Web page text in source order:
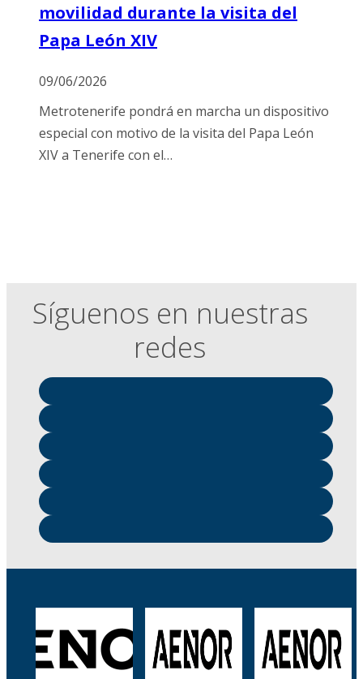
movilidad durante la visita del
Papa León XIV
09/06/2026
Metrotenerife pondrá en marcha un dispositivo
especial con motivo de la visita del Papa León
XIV a Tenerife con el…
Síguenos en nuestras
redes